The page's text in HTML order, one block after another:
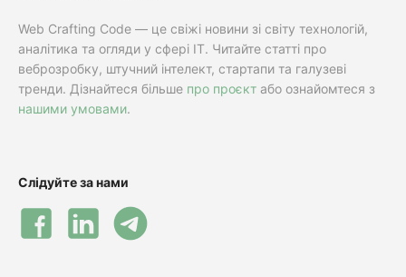
Web Crafting Code — це свіжі новини зі світу технологій,
аналітика та огляди у сфері IT. Читайте статті про
веброзробку, штучний інтелект, стартапи та галузеві
тренди. Дізнайтеся більше про проєкт або ознайомтеся з
нашими умовами.
Слідуйте за нами